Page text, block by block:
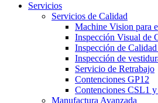
Servicios
Servicios de Calidad
Machine Vision para
Inspección Visual de
Inspección de
Inspección de
Servicio de Retrabajo
Contenciones GP12
Contenciones CSL1
Manufactura Avanzada